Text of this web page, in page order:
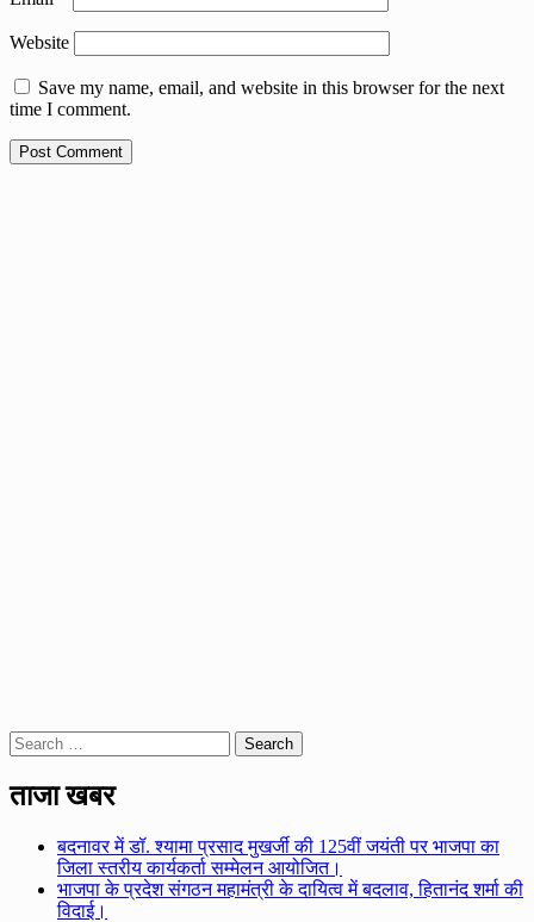
Website
Save my name, email, and website in this browser for the next
time I comment.
Search
for:
ताजा खबर
बदनावर में डॉ. श्यामा प्रसाद मुखर्जी की 125वीं जयंती पर भाजपा का
जिला स्तरीय कार्यकर्ता सम्मेलन आयोजित।
भाजपा के प्रदेश संगठन महामंत्री के दायित्व में बदलाव, हितानंद शर्मा की
विदाई।